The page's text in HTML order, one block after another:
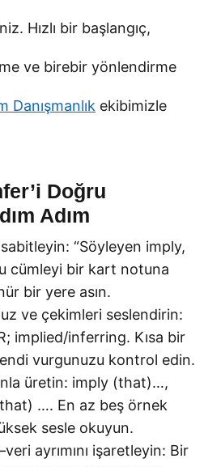
Hızlı bir başlangıç,
ve birebir yönlendirme
Danışmanlık ekibimizle
Doğru
Adım
sabitleyin: “Söyleyen imply,
cümleyi bir kart notuna
bir yere asın.
ve çekimleri seslendirin:
implied/inferring. Kısa bir
vurgunuzu kontrol edin.
üretin: imply (that)…,
…. En az beş örnek
sesle okuyun.
ayrımını işaretleyin: Bir